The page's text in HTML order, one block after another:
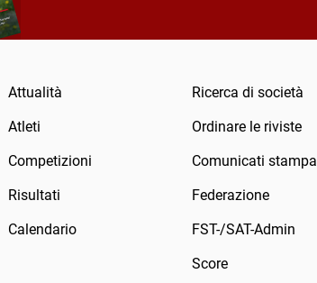
Attualità
Atleti
Competizioni
Risultati
Calendario
Ricerca di società
Ordinare le riviste
Comunicati stampa
Federazione
FST-/SAT-Admin
Score